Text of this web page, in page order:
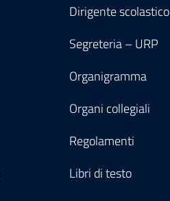
Dirigente scolastico
Segreteria – URP
Organigramma
Organi collegiali
Regolamenti
Libri di testo